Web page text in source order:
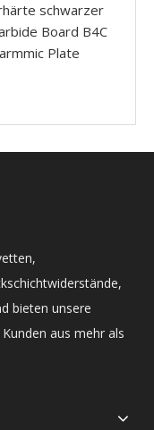
schwarzer
Board B4C
Plate
bieten unsere
aus mehr als